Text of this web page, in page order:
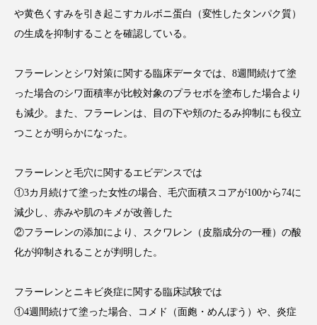
サプリ サロンクレンジング
サロン経営 サロン連略 シャネル
スカルプ クレンジング 頻度 スカルプケア
スキンケア スキンケア 習慣
スキンケアルーティン ストレス
スマートウォッチ スマートパッチ
ソーシャルウェルネス ソーシャルコマース
や黄色くすみを引き起こすカルボニ蛋白（変性したタンパク質）
の生成を抑制することを確認している。
フラーレンとシワ対策に関する臨床データでは、8週間続けて塗
った場合のシワ面積率が比較対象のプラセボを塗布した場合より
も減少。また、フラーレンは、目の下や頬のたるみ抑制にも役立
つことが明らかになった。
フラーレンと毛穴に関するエビデンスでは
①3カ月続けて塗った女性の場合、毛穴面積スコアが100から74に
減少し、赤みや肌のキメが改善した
②フラーレンの添加により、スクワレン（皮脂成分の一種）の酸
化が抑制されることが判明した。
フラーレンとニキビ炎症に関する臨床試験では
①4週間続けて塗った場合、コメド（面皰・めんぽう）や、炎症